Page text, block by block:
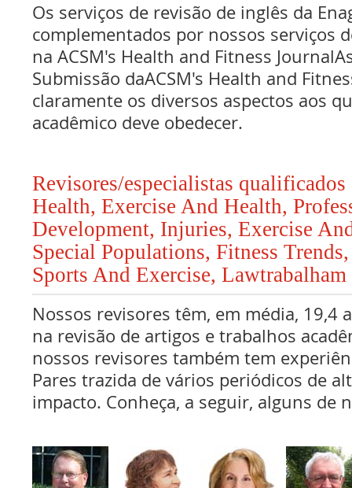
Os serviços de revisão de inglês da
complementados por nossos serviços
na ACSM's Health and Fitness
Submissão daACSM's Health and
claramente os diversos aspectos aos
acadêmico deve obedecer.
Revisores/especialistas
Health, Exercise And Health,
Development, Injuries, Exercise
Special Populations, Fitness
Sports And Exercise,
Nossos revisores têm, em média, 19,4
na revisão de artigos e trabalhos
nossos revisores também tem
Pares trazida de vários periódicos de
impacto. Conheça, a seguir, alguns de